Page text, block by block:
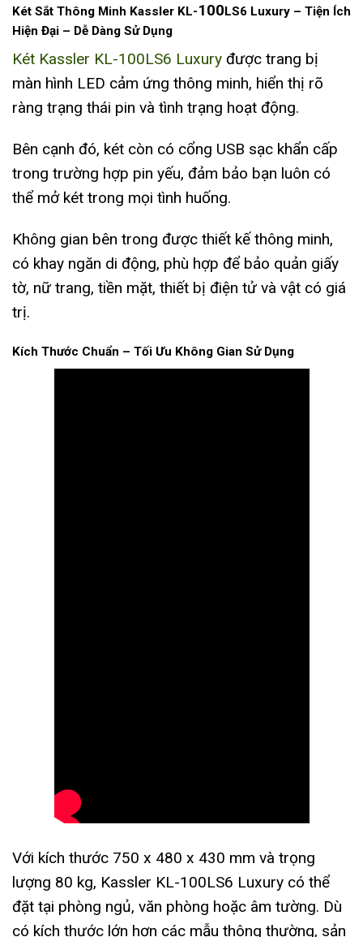
Két Sắt Thông Minh Kassler KL-100LS6 Luxury – Tiện Ích
Hiện Đại – Dễ Dàng Sử Dụng
Két Kassler KL-100LS6 Luxury được trang bị
màn hình LED cảm ứng thông minh, hiển thị rõ
ràng trạng thái pin và tình trạng hoạt động.
Bên cạnh đó, két còn có cổng USB sạc khẩn cấp
trong trường hợp pin yếu, đảm bảo bạn luôn có
thể mở két trong mọi tình huống.
Không gian bên trong được thiết kế thông minh,
có khay ngăn di động, phù hợp để bảo quản giấy
tờ, nữ trang, tiền mặt, thiết bị điện tử và vật có giá
trị.
Kích Thước Chuẩn – Tối Ưu Không Gian Sử Dụng
Với kích thước 750 x 480 x 430 mm và trọng
lượng 80 kg, Kassler KL-100LS6 Luxury có thể
đặt tại phòng ngủ, văn phòng hoặc âm tường. Dù
có kích thước lớn hơn các mẫu thông thường, sản